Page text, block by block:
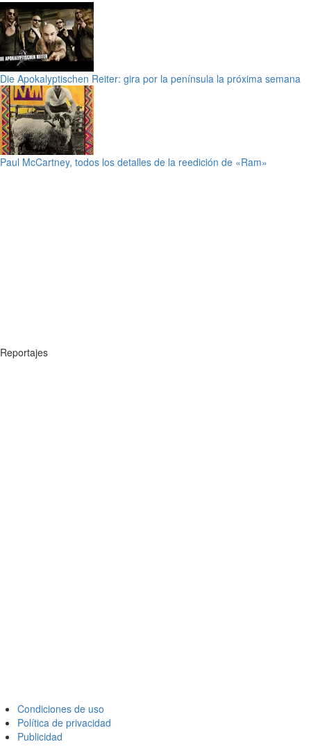
Die Apokalyptischen Reiter: gira por la península la próxima semana
Paul McCartney, todos los detalles de la reedición de «Ram»
Reportajes
Condiciones de uso
Política de privacidad
Publicidad